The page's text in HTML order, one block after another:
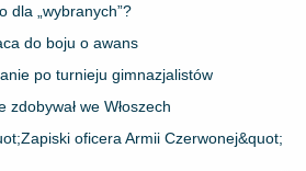
dla „wybranych”?
do boju o awans
po turnieju gimnazjalistów
zdobywał we Włoszech
oficera Armii Czerwonej&quot;